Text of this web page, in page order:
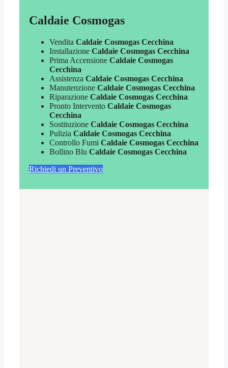
Caldaie Cosmogas
Vendita Caldaie Cosmogas Cecchina
Installazione Caldaie Cosmogas Cecchina
Prima Accensione Caldaie Cosmogas
Cecchina
Assistenza Caldaie Cosmogas Cecchina
Manutenzione Caldaie Cosmogas Cecchina
Riparazione Caldaie Cosmogas Cecchina
Pronto Intervento Caldaie Cosmogas
Cecchina
Sostituzione Caldaie Cosmogas Cecchina
Pulizia Caldaie Cosmogas Cecchina
Controllo Fumi Caldaie Cosmogas Cecchina
Bollino Blu Caldaie Cosmogas Cecchina
Richiedi un Preventivo